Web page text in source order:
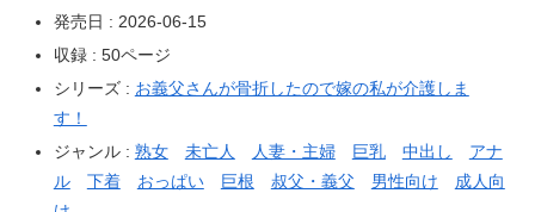
発売日 : 2026-06-15
収録 : 50ページ
シリーズ : お義父さんが骨折したので嫁の私が介護しま
す！
ジャンル : 熟女 未亡人 人妻・主婦 巨乳 中出し
アナ
ル
下着 おっぱい 巨根 叔父・義父 男性向け
成人向